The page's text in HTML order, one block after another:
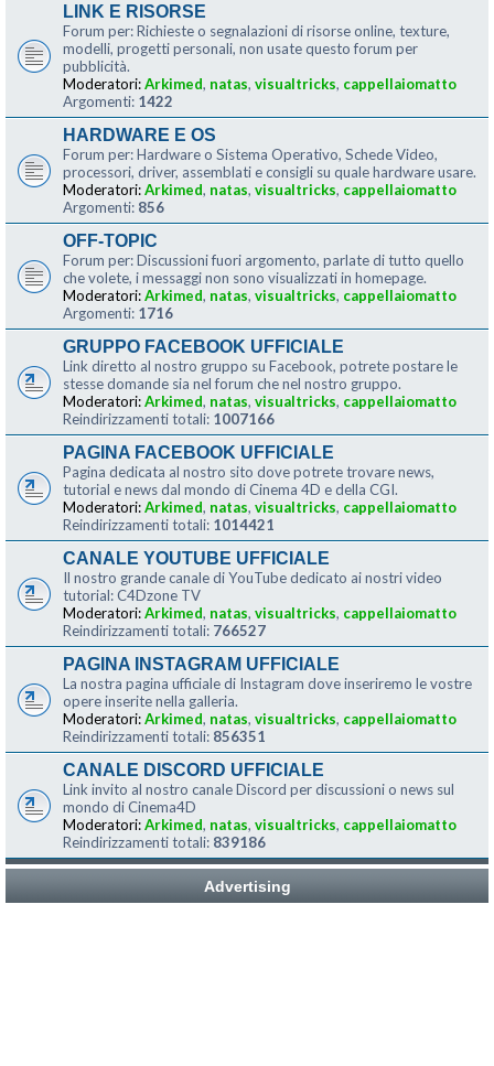
LINK E RISORSE
Forum per: Richieste o segnalazioni di risorse online, texture,
modelli, progetti personali, non usate questo forum per
pubblicità.
Moderatori:Arkimed, natas, visualtricks, cappellaiomatto
Argomenti: 1422
HARDWARE E OS
Forum per: Hardware o Sistema Operativo, Schede Video,
processori, driver, assemblati e consigli su quale hardware usare.
Moderatori:Arkimed, natas, visualtricks, cappellaiomatto
Argomenti: 856
OFF-TOPIC
Forum per: Discussioni fuori argomento, parlate di tutto quello
che volete, i messaggi non sono visualizzati in homepage.
Moderatori:Arkimed, natas, visualtricks, cappellaiomatto
Argomenti: 1716
GRUPPO FACEBOOK UFFICIALE
Link diretto al nostro gruppo su Facebook, potrete postare le
stesse domande sia nel forum che nel nostro gruppo.
Moderatori:Arkimed, natas, visualtricks, cappellaiomatto
Reindirizzamenti totali: 1007166
PAGINA FACEBOOK UFFICIALE
Pagina dedicata al nostro sito dove potrete trovare news,
tutorial e news dal mondo di Cinema 4D e della CGI.
Moderatori:Arkimed, natas, visualtricks, cappellaiomatto
Reindirizzamenti totali: 1014421
CANALE YOUTUBE UFFICIALE
Il nostro grande canale di YouTube dedicato ai nostri video
tutorial: C4Dzone TV
Moderatori:Arkimed, natas, visualtricks, cappellaiomatto
Reindirizzamenti totali: 766527
PAGINA INSTAGRAM UFFICIALE
La nostra pagina ufficiale di Instagram dove inseriremo le vostre
opere inserite nella galleria.
Moderatori:Arkimed, natas, visualtricks, cappellaiomatto
Reindirizzamenti totali: 856351
CANALE DISCORD UFFICIALE
Link invito al nostro canale Discord per discussioni o news sul
mondo di Cinema4D
Moderatori:Arkimed, natas, visualtricks, cappellaiomatto
Reindirizzamenti totali: 839186
Advertising